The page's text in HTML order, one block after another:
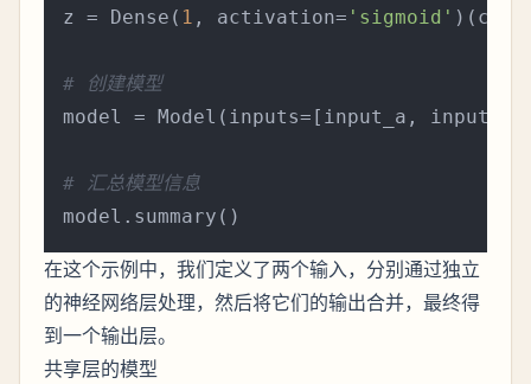
z = Dense( 1 , activation= 'sigmoid'
# 创建模型
model = Model(inputs=[input_a,
# 汇总模型信息
在这个示例中，我们定义了两个输入，分别通过独立
的神经网络层处理，然后将它们的输出合并，最终得
到一个输出层。
共享层的模型